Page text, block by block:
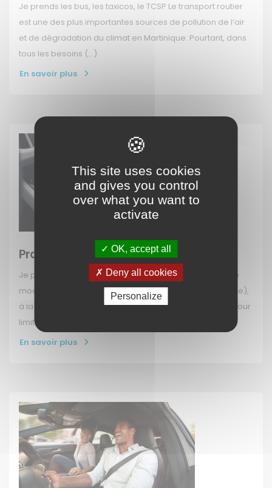
Je prends les bus, les taxicos, le TCSP Le transport routier
est une des plus importantes sources de pollution de l’air
et de dégradation du climat en Martinique. Pourtant, dans
tous les besoins (…)
En savoir plus
Pratiquer l’éco-conduite
Je pratique une conduite souple J’adopte une conduite
modérée et souple (sans à coup, ni accélération brutale),
à la fois pour réaliser des économies de carburant et pour
limiter l’impact (…)
En savoir plus
This site uses cookies
and gives you control
over what you want to
activate
OK, accept all
Deny all cookies
Personalize